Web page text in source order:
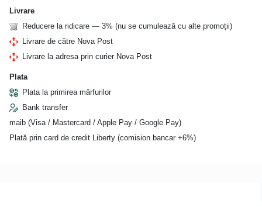
Livrare
Reducere la ridicare — 3% (nu se cumulează cu alte promoții)
Livrare de către Nova Post
Livrare la adresa prin curier Nova Post
Plata
Plata la primirea mărfurilor
Bank transfer
maib (Visa / Mastercard / Apple Pay / Google Pay)
Plată prin card de credit Liberty (comision bancar +6%)